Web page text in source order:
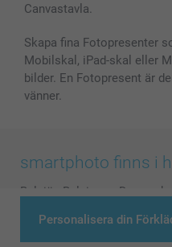
Personalisera din
Canvastavla.
Skapa fina Fotopresenter
Mobilskal, iPad-skal eller
bilder. En Fotopresent är
vänner.
smartphoto finns i
België Belgique Danmark
Nederland - Norge